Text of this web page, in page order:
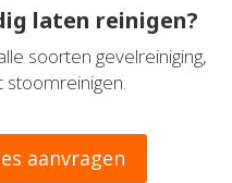
laten reinigen?
soorten gevelreiniging,
stoomreinigen.
aanvragen